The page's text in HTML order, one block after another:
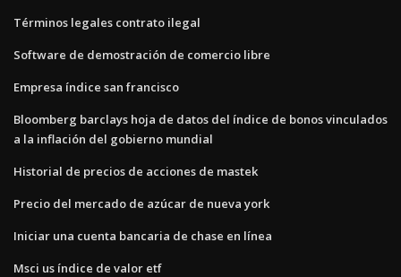
Términos legales contrato ilegal
Software de demostración de comercio libre
Empresa índice san francisco
Bloomberg barclays hoja de datos del índice de bonos vinculados
a la inflación del gobierno mundial
Historial de precios de acciones de mastek
Precio del mercado de azúcar de nueva york
Iniciar una cuenta bancaria de chase en línea
Msci us índice de valor etf